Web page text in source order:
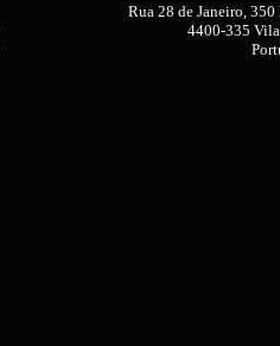
Rua 28 de Janeiro,
4400-335